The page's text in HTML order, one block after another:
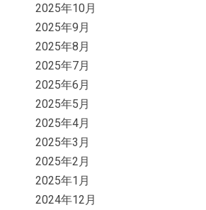
2025年10月
2025年9月
2025年8月
2025年7月
2025年6月
2025年5月
2025年4月
2025年3月
2025年2月
2025年1月
2024年12月